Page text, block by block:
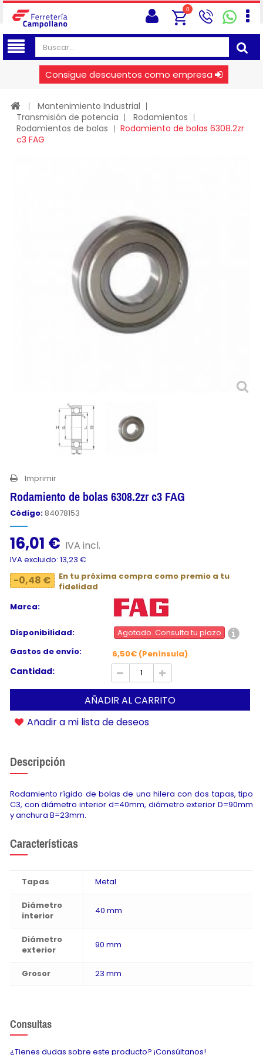
0
Consigue descuentos como empresa
Mantenimiento Industrial
Transmisión de potencia
Rodamientos
Rodamientos de bolas
Rodamiento de bolas 6308.2zr
c3 FAG
Imprimir
Rodamiento de bolas 6308.2zr c3 FAG
Código: 84078153
16,01 € IVA incl.
IVA excluido: 13,23 €
-0,48 €
En tu próxima compra como premio a tu
fidelidad
Marca:
Disponibilidad:
Agotado. Consulta tu plazo
Gastos de envío:
6,50€ (Península)
Cantidad:
AÑADIR AL CARRITO
Añadir a mi lista de deseos
Descripción
Rodamiento rígido de bolas de una hilera con dos tapas, tipo
C3, con diámetro interior d=40mm, diámetro exterior D=90mm
y anchura B=23mm.
Características
Tapas Metal
Diámetro
interior
40 mm
Diámetro
exterior
90 mm
Grosor 23 mm
Consultas
¿Tienes dudas sobre este producto? ¡Consúltanos!